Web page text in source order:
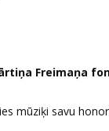
Freimaņa
mūziķi savu